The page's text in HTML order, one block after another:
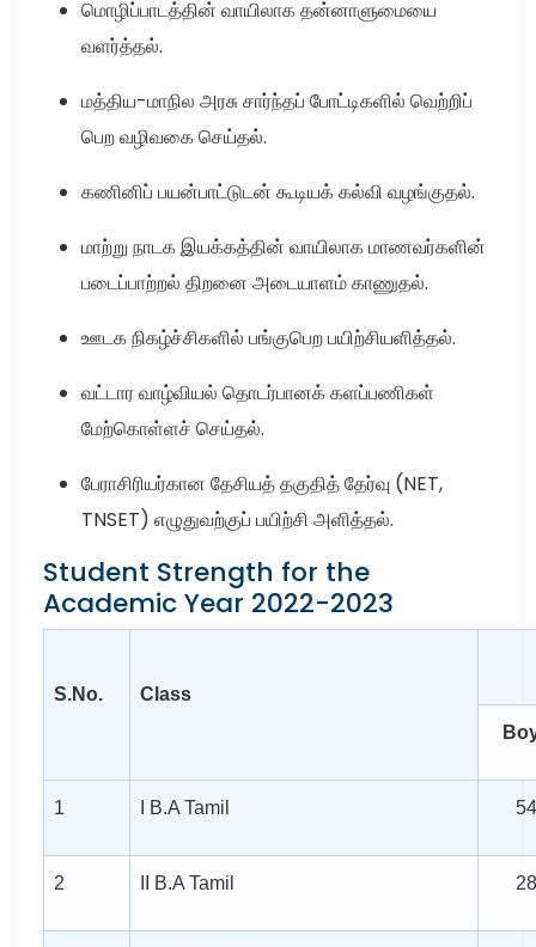
மொழிப்பாடத்தின் வாயிலாக தன்னாளுமையை
வளர்த்தல்.
மத்திய-மாநில அரசு சார்ந்தப் போட்டிகளில் வெற்றிப்
பெற வழிவகை செய்தல்.
கணினிப் பயன்பாட்டுடன் கூடியக் கல்வி வழங்குதல்.
மாற்று நாடக இயக்கத்தின் வாயிலாக மாணவர்களின்
படைப்பாற்றல் திறனை அடையாளம் காணுதல்.
ஊடக நிகழ்ச்சிகளில் பங்குபெற பயிற்சியளித்தல்.
வட்டார வாழ்வியல் தொடர்பானக் களப்பணிகள்
மேற்கொள்ளச் செய்தல்.
பேராசிரியர்கான தேசியத் தகுதித் தேர்வு (NET,
TNSET) எழுதுவற்குப் பயிற்சி அளித்தல்.
Student Strength for the
Academic Year 2022-2023
S.No.
Class
1 I B.A Tamil 54
2 II B.A Tamil 28